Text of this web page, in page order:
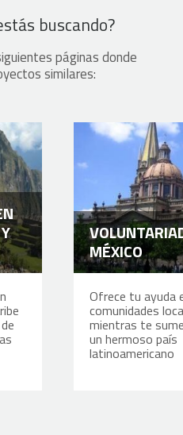
buscando?
páginas donde
similares:
MÉXICO
Ofrece tu ayuda
comunidades
mientras te
un hermoso país
latinoamericano